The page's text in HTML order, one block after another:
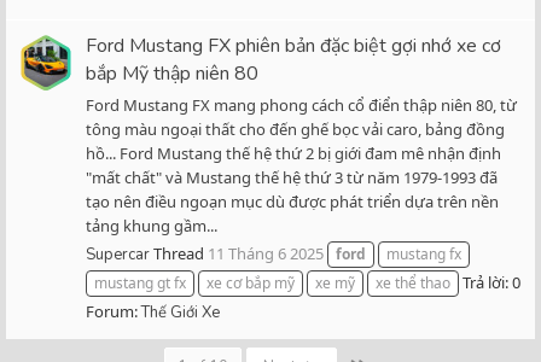
Ford Mustang FX phiên bản đặc biệt gợi nhớ xe cơ
bắp Mỹ thập niên 80
Ford Mustang FX mang phong cách cổ điển thập niên 80, từ
tông màu ngoại thất cho đến ghế bọc vải caro, bảng đồng
hồ... Ford Mustang thế hệ thứ 2 bị giới đam mê nhận định
"mất chất" và Mustang thế hệ thứ 3 từ năm 1979-1993 đã
tạo nên điều ngoạn mục dù được phát triển dựa trên nền
tảng khung gầm...
SupercarThread 11 Tháng 6 2025 ford
mustang fx
mustang gt fx
xe cơ bắp mỹ xe mỹ xe thể thao Trả lời: 0
Forum:Thế Giới Xe